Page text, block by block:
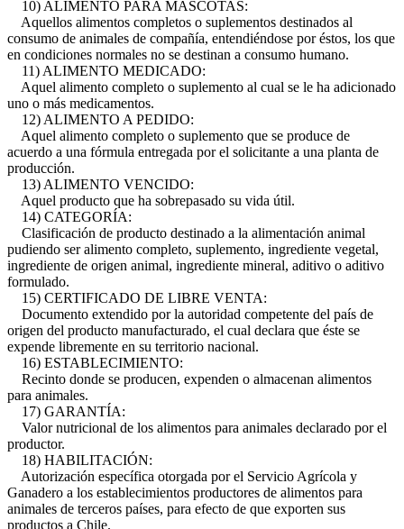
10) ALIMENTO PARA MASCOTAS:
Aquellos alimentos completos o suplementos destinados al
consumo de animales de compañía, entendiéndose por éstos, los que
en condiciones normales no se destinan a consumo humano.
11) ALIMENTO MEDICADO:
Aquel alimento completo o suplemento al cual se le ha adicionado
uno o más medicamentos.
12) ALIMENTO A PEDIDO:
Aquel alimento completo o suplemento que se produce de
acuerdo a una fórmula entregada por el solicitante a una planta de
producción.
13) ALIMENTO VENCIDO:
Aquel producto que ha sobrepasado su vida útil.
14) CATEGORÍA:
Clasificación de producto destinado a la alimentación animal
pudiendo ser alimento completo, suplemento, ingrediente vegetal,
ingrediente de origen animal, ingrediente mineral, aditivo o aditivo
formulado.
15) CERTIFICADO DE LIBRE VENTA:
Documento extendido por la autoridad competente del país de
origen del producto manufacturado, el cual declara que éste se
expende libremente en su territorio nacional.
16) ESTABLECIMIENTO:
Recinto donde se producen, expenden o almacenan alimentos
para animales.
17) GARANTÍA:
Valor nutricional de los alimentos para animales declarado por el
productor.
18) HABILITACIÓN:
Autorización específica otorgada por el Servicio Agrícola y
Ganadero a los establecimientos productores de alimentos para
animales de terceros países, para efecto de que exporten sus
productos a Chile.